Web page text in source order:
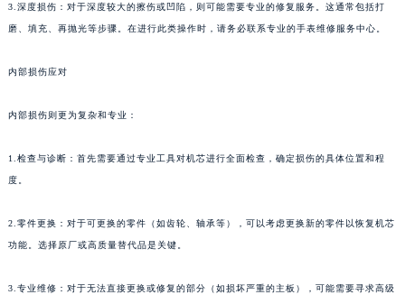
3.深度损伤：对于深度较大的擦伤或凹陷，则可能需要专业的修复服务。这通常包括打
磨、填充、再抛光等步骤。在进行此类操作时，请务必联系专业的手表维修服务中心。
内部损伤应对
内部损伤则更为复杂和专业：
1.检查与诊断：首先需要通过专业工具对机芯进行全面检查，确定损伤的具体位置和程
度。
2.零件更换：对于可更换的零件（如齿轮、轴承等），可以考虑更换新的零件以恢复机芯
功能。选择原厂或高质量替代品是关键。
3.专业维修：对于无法直接更换或修复的部分（如损坏严重的主板），可能需要寻求高级